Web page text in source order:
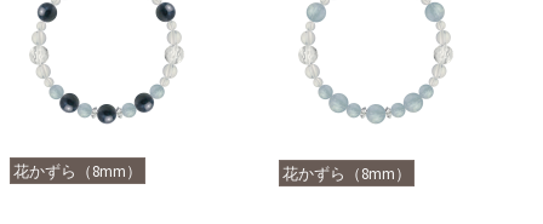
花かずら（8mm） 花かずら（8mm）